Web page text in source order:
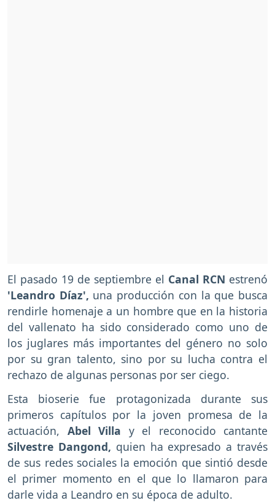
El pasado 19 de septiembre el Canal RCN estrenó
'Leandro Díaz', una producción con la que busca
rendirle homenaje a un hombre que en la historia
del vallenato ha sido considerado como uno de
los juglares más importantes del género no solo
por su gran talento, sino por su lucha contra el
rechazo de algunas personas por ser ciego.
Esta bioserie fue protagonizada durante sus
primeros capítulos por la joven promesa de la
actuación, Abel Villa y el reconocido cantante
Silvestre Dangond, quien ha expresado a través
de sus redes sociales la emoción que sintió desde
el primer momento en el que lo llamaron para
darle vida a Leandro en su época de adulto.